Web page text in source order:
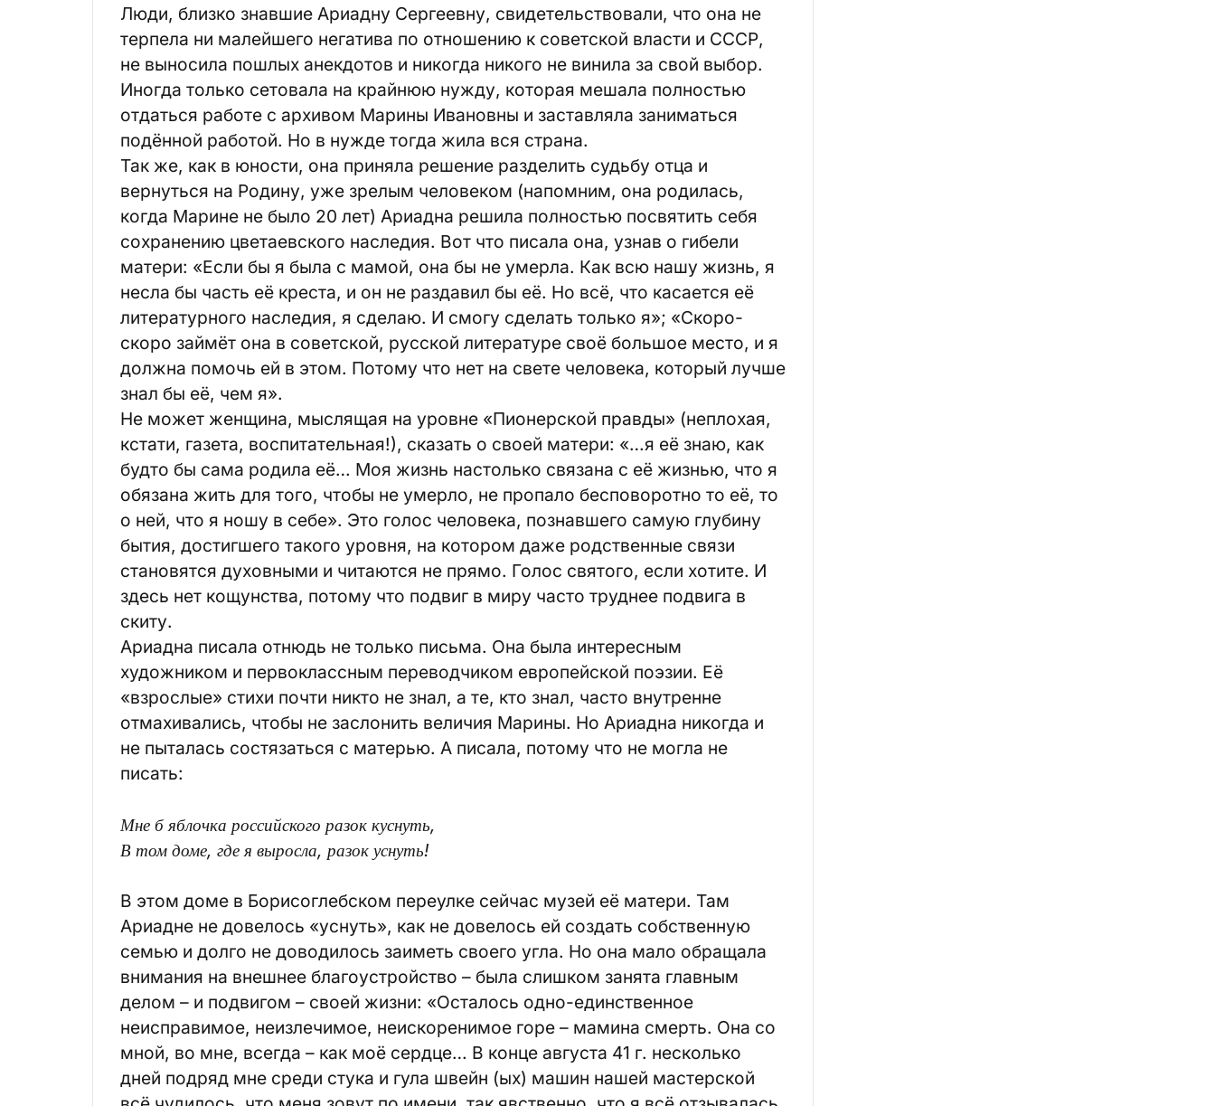
Люди, близко знавшие Ариадну Сергеевну, свидетельствовали, что она не
терпела ни малейшего негатива по отношению к советской власти и СССР,
не выносила пошлых анекдотов и никогда никого не винила за свой выбор.
Иногда только сетовала на крайнюю нужду, которая мешала полностью
отдаться работе с архивом Марины Ивановны и заставляла заниматься
подённой работой. Но в нужде тогда жила вся страна.
Так же, как в юности, она приняла решение разделить судьбу отца и
вернуться на Родину, уже зрелым человеком (напомним, она родилась,
когда Марине не было 20 лет) Ариадна решила полностью посвятить себя
сохранению цветаевского наследия. Вот что писала она, узнав о гибели
матери: «Если бы я была с мамой, она бы не умерла. Как всю нашу жизнь, я
несла бы часть её креста, и он не раздавил бы её. Но всё, что касается её
литературного наследия, я сделаю. И смогу сделать только я»; «Скоро-
скоро займёт она в советской, русской литературе своё большое место, и я
должна помочь ей в этом. Потому что нет на свете человека, который лучше
знал бы её, чем я».
Не может женщина, мыслящая на уровне «Пионерской правды» (неплохая,
кстати, газета, воспитательная!), сказать о своей матери: «…я её знаю, как
будто бы сама родила её… Моя жизнь настолько связана с её жизнью, что я
обязана жить для того, чтобы не умерло, не пропало бесповоротно то её, то
о ней, что я ношу в себе». Это голос человека, познавшего самую глубину
бытия, достигшего такого уровня, на котором даже родственные связи
становятся духовными и читаются не прямо. Голос святого, если хотите. И
здесь нет кощунства, потому что подвиг в миру часто труднее подвига в
скиту.
Ариадна писала отнюдь не только письма. Она была интересным
художником и первоклассным переводчиком европейской поэзии. Её
«взрослые» стихи почти никто не знал, а те, кто знал, часто внутренне
отмахивались, чтобы не заслонить величия Марины. Но Ариадна никогда и
не пыталась состязаться с матерью. А писала, потому что не могла не
писать:
Мне б яблочка российского разок куснуть,
В том доме, где я выросла, разок уснуть!
В этом доме в Борисоглебском переулке сейчас музей её матери. Там
Ариадне не довелось «уснуть», как не довелось ей создать собственную
семью и долго не доводилось заиметь своего угла. Но она мало обращала
внимания на внешнее благоустройство – была слишком занята главным
делом – и подвигом – своей жизни: «Осталось одно-единственное
неисправимое, неизлечимое, неискоренимое горе – мамина смерть. Она со
мной, во мне, всегда – как моё сердце… В конце августа 41 г. несколько
дней подряд мне среди стука и гула швейн (ых) машин нашей мастерской